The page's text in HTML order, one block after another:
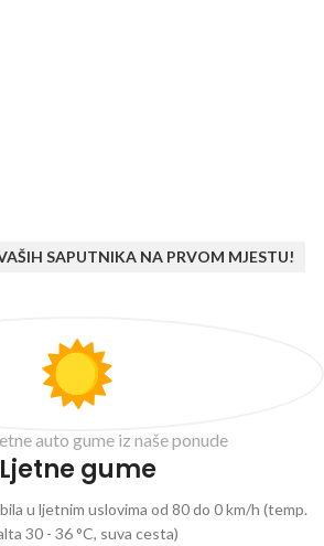
SAPUTNIKA NA PRVOM MJESTU!
auto gume iz naše ponude
Ljetne gume
u ljetnim uslovima od 80 do 0 km/h (temp.
30 - 36 °C, suva cesta)